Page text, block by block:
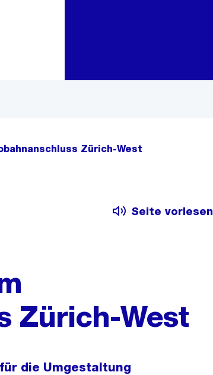
Zürich-West
Seite vorlesen
Zürich-West
die Umgestaltung